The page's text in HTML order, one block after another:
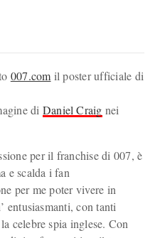
007.com il poster ufficiale di
di Daniel Craig nei
per il franchise di 007, è
e scalda i fan
per me poter vivere in
entusiasmanti, con tanti
celebre spia inglese. Con